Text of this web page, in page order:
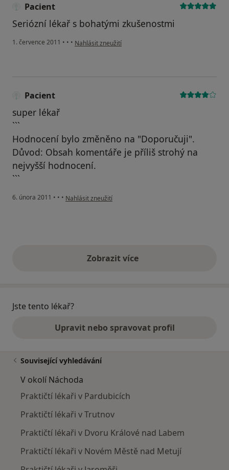
Pacient
Seriózní lékař s bohatými zkušenostmi
1. července 2011 • • • podle názoru uživatele Pacient
Nahlásit zneužití
Pacient
super lékař
```
Hodnocení bylo změněno na "Doporučuji".
Důvod: Obsah komentáře je příliš strohý na
nejvyšší hodnocení.
```
6. února 2011 • • • podle názoru uživatele Pacient
Nahlásit zneužití
Zobrazit vícevýše uvedené názory
Jste tento lékař?
Upravit nebo spravovat profil
Související vyhledávání
V okolí Náchoda
Praktičtí lékaři v Pardubicích
Praktičtí lékaři v Trutnov
Praktičtí lékaři v Dvoru Králové nad Labem
Praktičtí lékaři v Novém Městě nad Metují